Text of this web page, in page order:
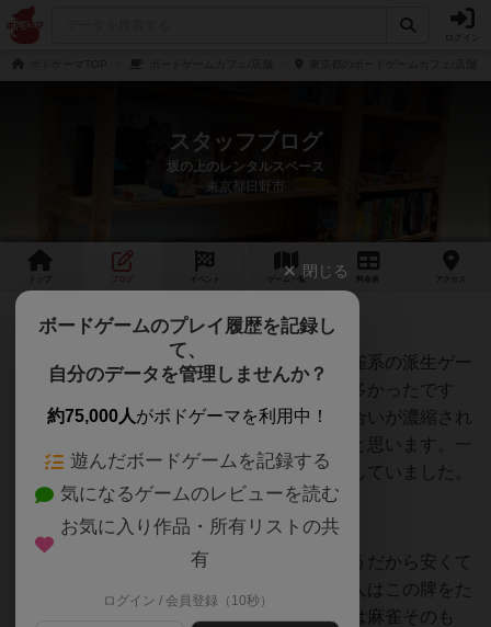
スタッフブログ
坂の上のレンタルスペース
東京都日野市
ゲーム 一覧 料金 アクセス
六華 レビュー
麻雀仲間と遊んでみて驚かされました。麻雀系の派生ゲー
ムはどうしても物足りなさを感じることが多かったです
が、六華は判断の積み重ねや相手との読み合いが濃縮され
ていて、麻雀好きでも満足できる完成度だと思います。一
緒にやった友達もその場でオンライン購入していました。
周りの状況を見ながら、「今はみんな早そうだから安くて
も早くできる役に切り替えよう」や「あの人はこの牌をた
くさん抱えてそうだな」といった読み合いは麻雀そのも
閉じる
ボードゲームのプレイ履歴を記録し
て、
自分のデータを管理しませんか？
約75,000人がボドゲーマを利用中！
遊んだボードゲームを記録する
気になるゲームのレビューを読む
お気に入り作品・所有リストの共
有
ログイン / 会員登録（10秒）